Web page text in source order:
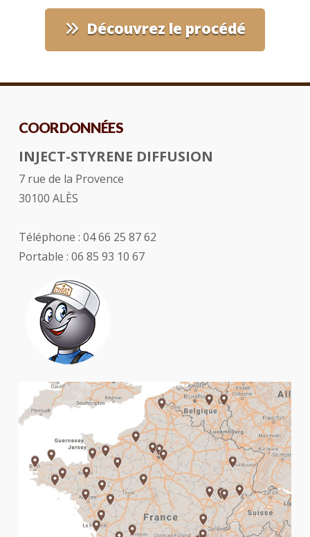
Découvrez le procédé
COORDONNÉES
INJECT-STYRENE DIFFUSION
7 rue de la Provence
30100 ALÈS
Téléphone : 04 66 25 87 62
Portable : 06 85 93 10 67